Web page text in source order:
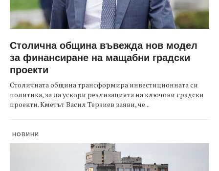
Столична община въвежда нов модел
за финансиране на мащабни градски
проекти
Столичната община трансформира инвестиционната си
политика, за да ускори реализацията на ключови градски
проекти. Кметът Васил Терзиев заяви, че...
НОВИНИ